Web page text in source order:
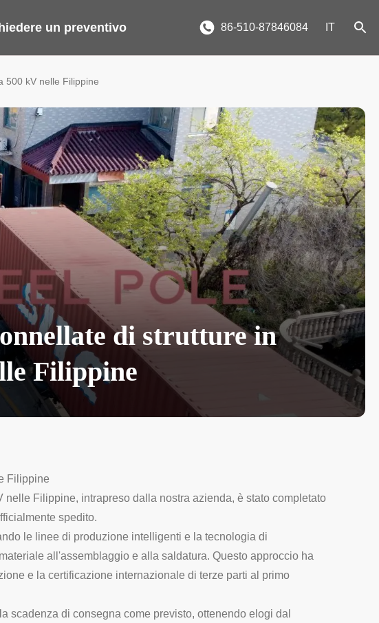
un preventivo 86-510-87846084 IT
500 kV nelle Filippine
di strutture in
Filippine
Filippine
Filippine, intrapreso dalla nostra azienda, è stato completato
spedito.
le linee di produzione intelligenti e la tecnologia di
all'assemblaggio e alla saldatura. Questo approccio ha
e la certificazione internazionale di terze parti al primo
scadenza di consegna come previsto, ottenendo elogi dal